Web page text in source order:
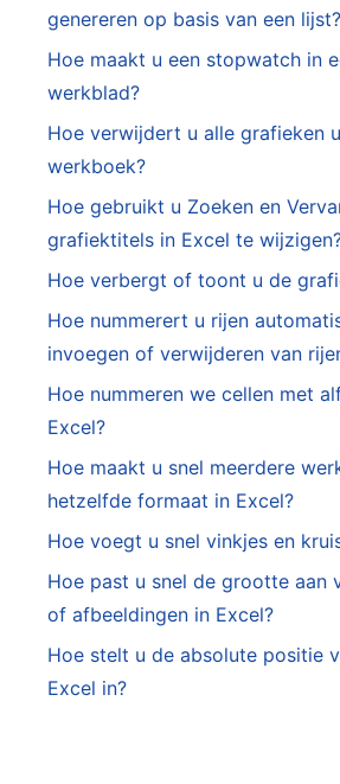
genereren op basis van een lijst?
Hoe maakt u een stopwatch in
werkblad?
Hoe verwijdert u alle grafieken
werkboek?
Hoe gebruikt u Zoeken en
grafiektitels in Excel te
Hoe verbergt of toont u de
Hoe nummerert u rijen
invoegen of verwijderen van
Hoe nummeren we cellen met
Excel?
Hoe maakt u snel meerdere
hetzelfde formaat in Excel?
Hoe voegt u snel vinkjes en
Hoe past u snel de grootte aan
of afbeeldingen in Excel?
Hoe stelt u de absolute positie
Excel in?